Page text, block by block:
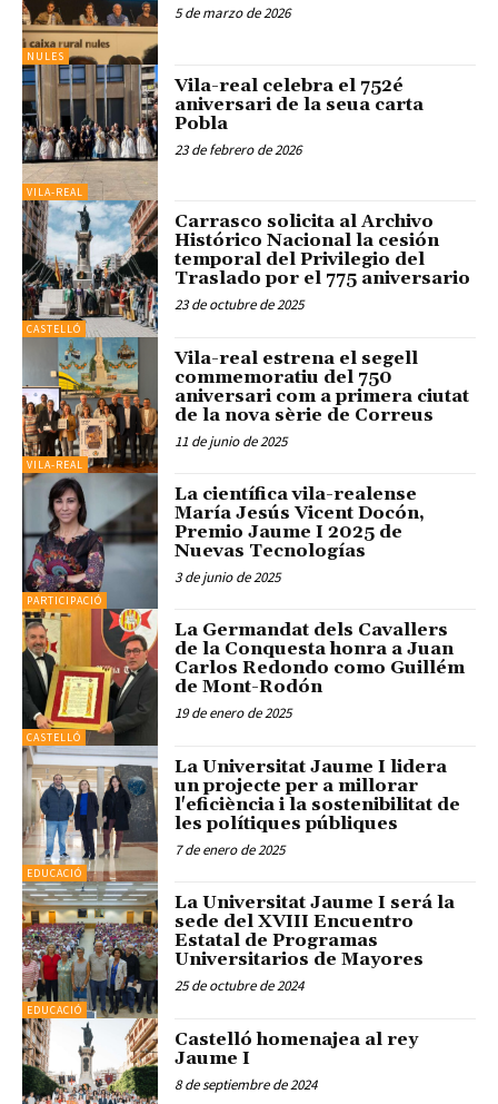
NULES
5 de marzo de 2026
VILA-REAL
Vila-real celebra el 752é
aniversari de la seua carta
Pobla
23 de febrero de 2026
CASTELLÓ
Carrasco solicita al Archivo
Histórico Nacional la cesión
temporal del Privilegio del
Traslado por el 775 aniversario
23 de octubre de 2025
VILA-REAL
Vila-real estrena el segell
commemoratiu del 750
aniversari com a primera ciutat
de la nova sèrie de Correus
11 de junio de 2025
PARTICIPACIÓ
La científica vila-realense
María Jesús Vicent Docón,
Premio Jaume I 2025 de
Nuevas Tecnologías
3 de junio de 2025
CASTELLÓ
La Germandat dels Cavallers
de la Conquesta honra a Juan
Carlos Redondo como Guillém
de Mont-Rodón
19 de enero de 2025
EDUCACIÓ
La Universitat Jaume I lidera
un projecte per a millorar
l'eficiència i la sostenibilitat de
les polítiques públiques
7 de enero de 2025
EDUCACIÓ
La Universitat Jaume I será la
sede del XVIII Encuentro
Estatal de Programas
Universitarios de Mayores
25 de octubre de 2024
Castelló homenajea al rey
Jaume I
8 de septiembre de 2024